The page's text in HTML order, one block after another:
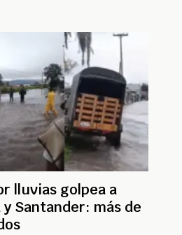
lluvias golpea a
Santander: más de